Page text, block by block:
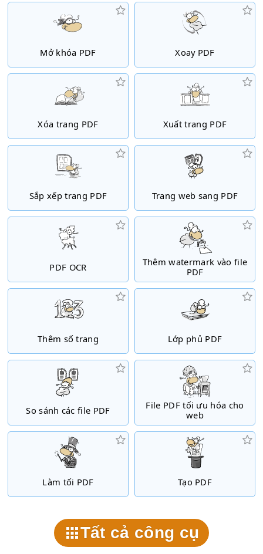
Mở khóa PDF Xoay PDF
Xóa trang PDF Xuất trang PDF
Sắp xếp trang PDF Trang web sang PDF
PDF OCR
Thêm watermark vào file
PDF
Thêm số trang Lớp phủ PDF
So sánh các file PDF
File PDF tối ưu hóa cho
web
Làm tối PDF Tạo PDF
Tất cả công cụ